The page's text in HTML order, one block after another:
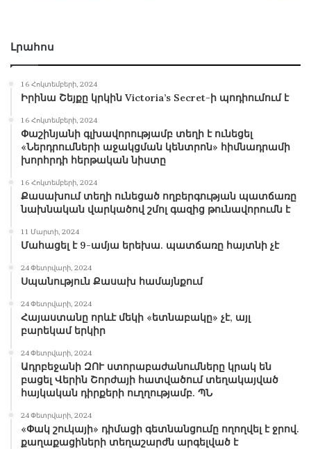
Լրահոս
16 Հոկտեմբերի, 2024
Իրինա Շեյքը կրկին Victoria’s Secret-ի պոդիումում է
16 Հոկտեմբերի, 2024
Փաշինյանի գլխավորությամբ տեղի է ունեցել
«Ներդրումների աջակցման կենտրոն» հիմնադրամի
խորհրդի հերթական նիստը
16 Հոկտեմբերի, 2024
Քասախում տեղի ունեցած ողբերգության պատճառը
նախնական վարկածով շմոլ գազից թունավորումն է
11 Մարտի, 2024
Մահացել է 9-ամյա երեխա. պատճառը հայտնի չէ
24 Փետրվարի, 2024
Սպանություն Քասախ համայնքում
24 Փետրվարի, 2024
Հայաստանը որևէ մեկի «ետնաբակը» չէ, այլ
բարեկամ երկիր
24 Փետրվարի, 2024
Ադրբեջանի ԶՈՒ ստորաբաժանումները կրակ են
բացել Վերին Շորժայի հատվածում տեղակայված
հայկական դիրքերի ուղղությամբ. ՊՆ
24 Փետրվարի, 2024
«Փակ շուկայի» դիմացի գետնանցումը ողողվել է ջրով.
քաղաքացիների տեղաշարժն արգելված է